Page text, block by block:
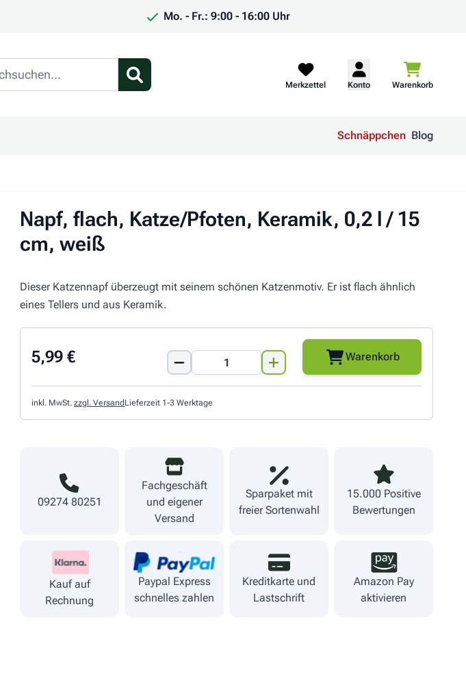
Mo. - Fr.: 9:00 - 16:00 Uhr
Merkzettel Konto Warenkorb
Schnäppchen Blog
Napf, flach, Katze/Pfoten, Keramik, 0,2 l / 15
cm, weiß
Dieser Katzennapf überzeugt mit seinem schönen Katzenmotiv. Er ist flach ähnlich
eines Tellers und aus Keramik.
5,99 € Menge Warenkorb
inkl. MwSt. zzgl. Versand Lieferzeit 1-3 Werktage
09274 80251
Fachgeschäft
und eigener
Versand
Sparpaket mit
freier Sortenwahl
15.000 Positive
Bewertungen
Kauf auf
Rechnung
Paypal Express
schnelles zahlen
Kreditkarte und
Lastschrift
Amazon Pay
aktivieren